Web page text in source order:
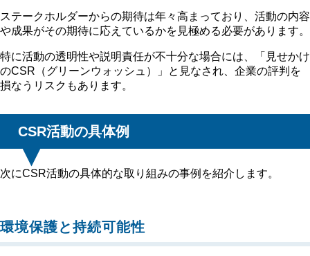
ステークホルダーからの期待は年々高まっており、活動の内容
や成果がその期待に応えているかを見極める必要があります。
特に活動の透明性や説明責任が不十分な場合には、「見せかけ
のCSR（グリーンウォッシュ）」と見なされ、企業の評判を
損なうリスクもあります。
CSR活動の具体例
次にCSR活動の具体的な取り組みの事例を紹介します。
環境保護と持続可能性